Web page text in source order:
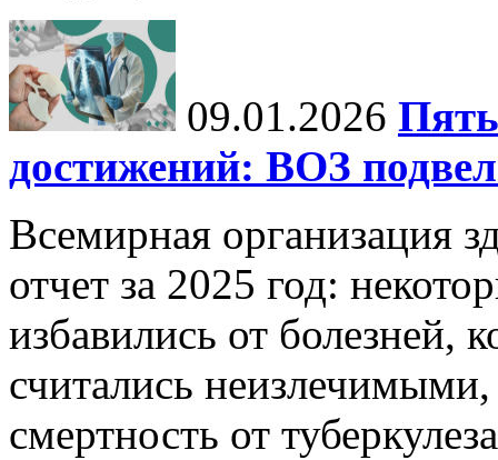
09.01.2026
достижений: ВОЗ
Всемирная организация
отчет за 2025 год:
избавились от болезней,
считались неизлечимыми,
смертность от